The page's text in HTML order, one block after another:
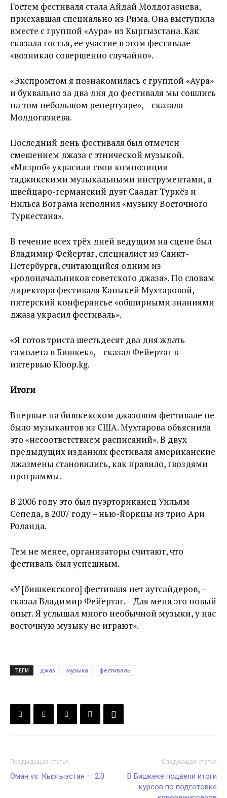
Гостем фестиваля стала Айдай Молдогазиева,
приехавшая специально из Рима. Она выступила
вместе с группой «Аура» из Кыргызстана. Как
сказала гостья, ее участие в этом фестивале
«возникло совершенно случайно».
«Экспромтом я познакомилась с группой «Аура»
и буквально за два дня до фестиваля мы сошлись
на том небольшом репертуаре», – сказала
Молдогазиева.
Последний день фестиваля был отмечен
смешением джаза с этнической музыкой.
«Мизроб» украсили свои композиции
таджикскими музыкальными инструментами, а
швейцаро-германский дуэт Саадат Туркёз и
Нильса Вограма исполнил «музыку Восточного
Туркестана».
В течение всех трёх дней ведущим на сцене был
Владимир Фейертаг, специалист из Санкт-
Петербурга, считающийся одним из
«родоначальников советского джаза». По словам
директора фестиваля Каныкей Мухтаровой,
питерский конферансье «обширными знаниями
джаза украсил фестиваль».
«Я готов триста шестьдесят два дня ждать
самолета в Бишкек», – сказал Фейертаг в
интервью Kloop.kg.
Итоги
Впервые на бишкекском джазовом фестивале не
было музыкантов из США. Мухтарова объяснила
это «несоответствием расписаний». В двух
предыдущих изданиях фестиваля американские
джазмены становились, как правило, гвоздями
программы.
В 2006 году это был пуэрториканец Уильям
Сепеда, в 2007 году – нью-йоркцы из трио Ари
Роланда.
Тем не менее, организаторы считают, что
фестиваль был успешным.
«У [бишкекского] фестиваля нет аутсайдеров, –
сказал Владимир Фейертаг. – Для меня это новый
опыт. Я услышал много необычной музыки, у нас
восточную музыку не играют».
ТЕГИ джаз музыка фестиваль
Предыдущая статья
Оман vs. Кыргызстан — 2:0
Следующая статья
В Бишкеке подвели итоги
курсов по подготовке